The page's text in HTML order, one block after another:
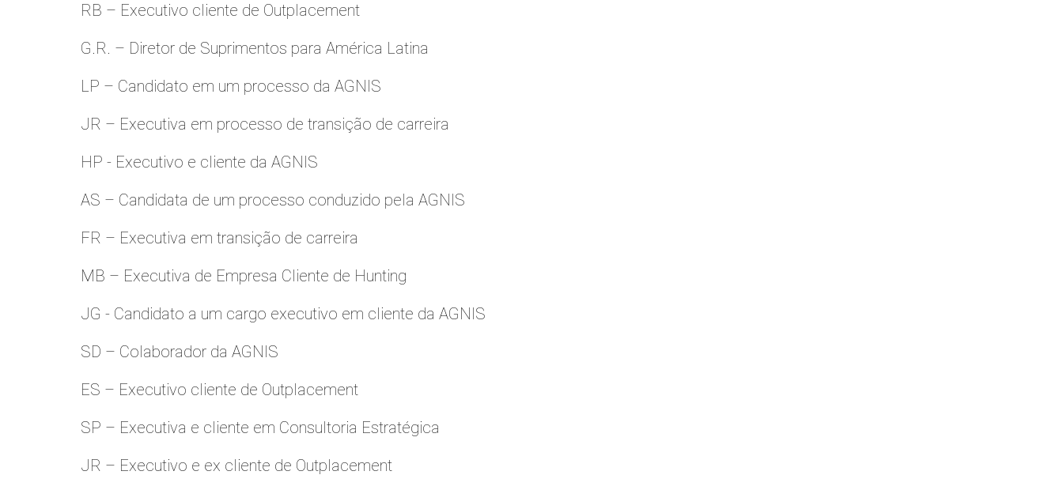
RB – Executivo cliente de Outplacement
G.R. – Diretor de Suprimentos para América Latina
LP – Candidato em um processo da AGNIS
JR – Executiva em processo de transição de carreira
HP - Executivo e cliente da AGNIS
AS – Candidata de um processo conduzido pela AGNIS
FR – Executiva em transição de carreira
MB – Executiva de Empresa Cliente de Hunting
JG - Candidato a um cargo executivo em cliente da AGNIS
SD – Colaborador da AGNIS
ES – Executivo cliente de Outplacement
SP – Executiva e cliente em Consultoria Estratégica
JR – Executivo e ex cliente de Outplacement